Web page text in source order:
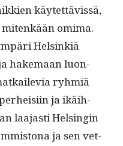
käytet­tävis­sä,
omi­ma.
Helsinkiä
hake­maan luon­
ryh­miä
ja ikäih­
laa­jasti Helsin­gin
ja sen vet­